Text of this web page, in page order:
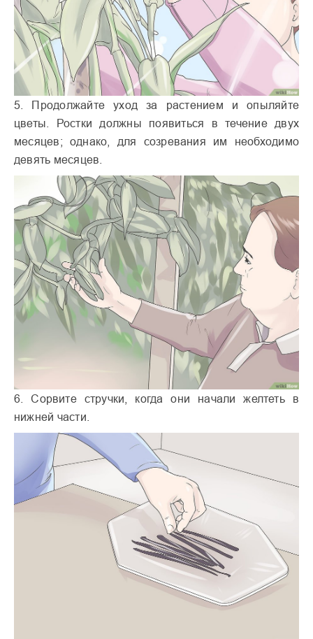
5. Продолжайте уход за растением и опыляйте
цветы. Ростки должны появиться в течение двух
месяцев; однако, для созревания им необходимо
девять месяцев.
6. Сорвите стручки, когда они начали желтеть в
нижней части.